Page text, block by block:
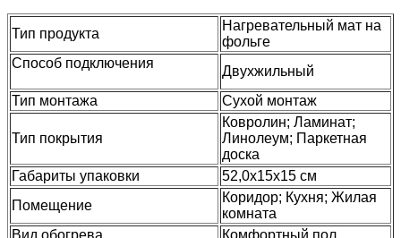
Тип продукта
Нагревательный мат на
фольге
Способ подключения
Двухжильный
Тип монтажа
Сухой монтаж
Тип покрытия
Ковролин; Ламинат;
Линолеум; Паркетная
доска
Габариты упаковки
52,0х15х15 см
Помещение
Коридор; Кухня; Жилая
комната
Вид обогрева
Комфортный пол